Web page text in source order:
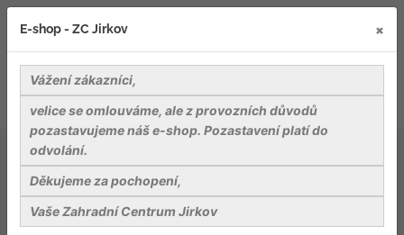
Záhradnické potřeby
Sadbovače, minipařeniště
Deska sadbová 12 buněk - pro minipařeniště
E-shop - ZC Jirkov ×
Vážení zákazníci,
velice se omlouváme, ale z provozních důvodů
pozastavujeme náš e-shop. Pozastavení platí do
odvolání.
Děkujeme za pochopení,
Vaše Zahradní Centrum Jirkov